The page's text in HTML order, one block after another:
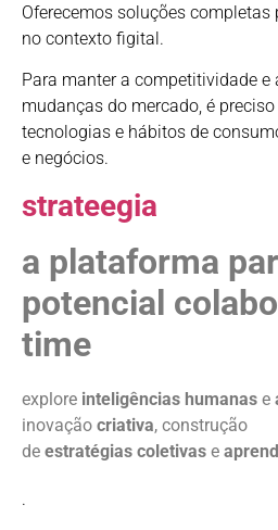
Oferecemos soluções
no contexto figital.
Para manter a competitividade
mudanças do mercado, é
tecnologias e hábitos de
e negócios.
strateegia
a plataforma
potencial
time
explore inteligências humanas e
inovação criativa, construção
de estratégias coletivas e
.